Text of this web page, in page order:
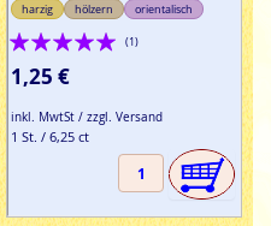
harzig hölzern orientalisch
Bewertung:
100%
(1)
1,25 €
inkl. MwtSt / zzgl. Versand
1 St. / 6,25 ct